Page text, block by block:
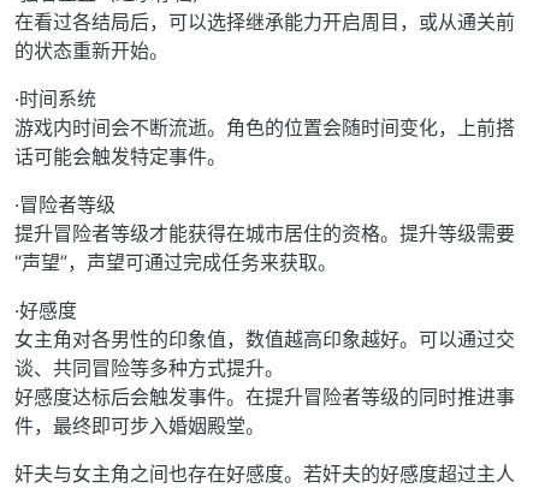
在看过各结局后，可以选择继承能力开启周目，或从通关前
的状态重新开始。
·时间系统
游戏内时间会不断流逝。角色的位置会随时间变化，上前搭
话可能会触发特定事件。
·冒险者等级
提升冒险者等级才能获得在城市居住的资格。提升等级需要
“声望”，声望可通过完成任务来获取。
·好感度
女主角对各男性的印象值，数值越高印象越好。可以通过交
谈、共同冒险等多种方式提升。
好感度达标后会触发事件。在提升冒险者等级的同时推进事
件，最终即可步入婚姻殿堂。
奸夫与女主角之间也存在好感度。若奸夫的好感度超过主人